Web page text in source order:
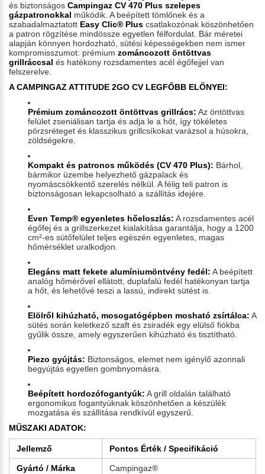
és biztonságos Campingaz CV 470 Plus szelepes
gázpatronokkal működik. A beépített tömlőnek és a
szabadalmaztatott Easy Clic® Plus csatlakozónak köszönhetően
a patron rögzítése mindössze egyetlen félfordulat. Bár méretei
alapján könnyen hordozható, sütési képességekben nem ismer
kompromisszumot: prémium zománcozott öntöttvas
grillráccsal és hatékony rozsdamentes acél égőfejjel van
felszerelve.
A CAMPINGAZ ATTITUDE 2GO CV LEGFŐBB ELŐNYEI:
Prémium zománcozott öntöttvas grillrács: Az öntöttvas
felület zseniálisan tartja és adja le a hőt, így tökéletes
pörzsréteget és klasszikus grillcsíkokat varázsol a húsokra,
zöldségekre.
Kompakt és patronos működés (CV 470 Plus): Bárhol,
bármikor üzembe helyezhető gázpalack és
nyomáscsökkentő szerelés nélkül. A félig teli patron is
biztonságosan lekapcsolható a szállítás idejére.
Even Temp® egyenletes hőeloszlás: A rozsdamentes acél
égőfej és a grillszerkezet kialakítása garantálja, hogy a 1200
cm²-es sütőfelület teljes egészén egyenletes, magas
hőmérséklet uralkodjon.
Elegáns matt fekete alumíniumöntvény fedél: A beépített
analóg hőmérővel ellátott, duplafalú fedél hatékonyan tartja
a hőt, és lehetővé teszi a lassú, indirekt sütést is.
Elölről kihúzható, mosogatógépben mosható zsírtálca: A
sütés során keletkező szaft és zsiradék egy elülső fiókba
gyűlik össze, amely egyszerűen kihúzható és tisztítható.
Piezo gyújtás: Biztonságos, elemet nem igénylő azonnali
begyújtás egyetlen gombnyomásra.
Beépített hordozófogantyúk: A grill oldalán található
ergonomikus fogantyúknak köszönhetően a készülék
mozgatása és szállítása rendkívül egyszerű.
MŰSZAKI ADATOK:
Jellemző Pontos Érték / Specifikáció
Gyártó / Márka Campingaz®